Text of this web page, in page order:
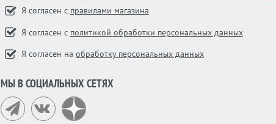
Я согласен с правилами магазина
Я согласен с политикой обработки персональных данных
Я согласен на обработку персональных данных
МЫ В СОЦИАЛЬНЫХ СЕТЯХ